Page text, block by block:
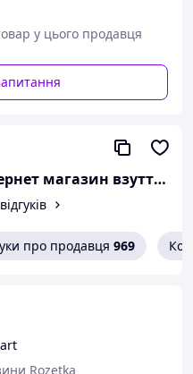
- 25,3
+/- 2мм.
вказуйте в
модель
9272731 / 050-
у цього продавця
"Мої туфлі" - інтернет магазин взуття на всі випадки життя.
про продавця 969
Rozetka